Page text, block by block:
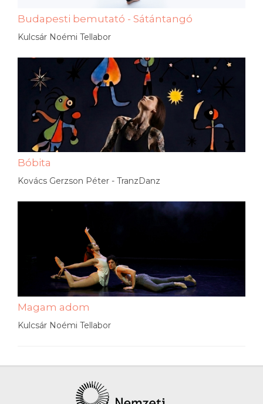
Budapesti bemutató - Sátántangó
Kulcsár Noémi Tellabor
Bóbita
Kovács Gerzson Péter - TranzDanz
Magam adom
Kulcsár Noémi Tellabor